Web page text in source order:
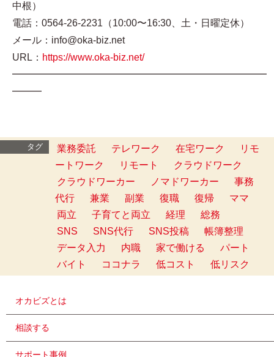
中根）
電話：0564-26-2231（10:00〜16:30、土・日曜定休）
メール：info@oka-biz.net
URL： https://www.oka-biz.net/
━━━━━━━━━━━━━━━━━━━━━━━━━━
━━━
タグ 業務委託 テレワーク 在宅ワーク
リモ
ートワーク
リモート
クラウドワーク
クラウドワーカー
ノマドワーカー
事務
代行
兼業 副業 復職 復帰
ママ
両立
子育てと両立 経理
総務
SNS
SNS代行 SNS投稿
帳簿整理
データ入力
内職 家で働ける
パート
バイト
ココナラ 低コスト 低リスク
オカビズとは
相談する
サポート事例